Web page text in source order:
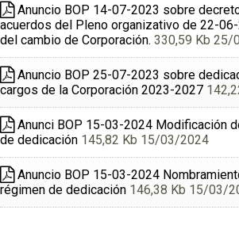
Anuncio BOP 14-07-2023 sobre
acuerdos del Pleno organizativo de 22-
del cambio de Corporación. 330,59 Kb 25/
Anuncio BOP 25-07-2023 sobre
cargos de la Corporación 2023-2027
Anunci BOP 15-03-2024 Modificación
de dedicación 145,82 Kb 15/03/2024
Anuncio BOP 15-03-2024
régimen de dedicación 146,38 Kb 15/03/